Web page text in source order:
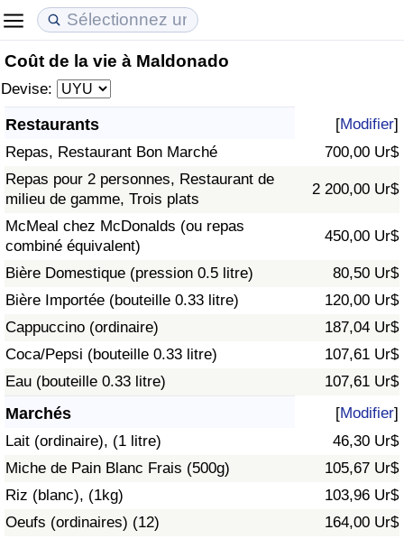
Coût de la vie à Maldonado
Devise:
Restaurants [Modifier]
Repas, Restaurant Bon Marché
700,00 Ur$
Repas pour 2 personnes, Restaurant de
milieu de gamme, Trois plats
2 200,00 Ur$
McMeal chez McDonalds (ou repas
combiné équivalent)
450,00 Ur$
Bière Domestique (pression 0.5 litre)
80,50 Ur$
Bière Importée (bouteille 0.33 litre)
120,00 Ur$
Cappuccino (ordinaire)
187,04 Ur$
Coca/Pepsi (bouteille 0.33 litre)
107,61 Ur$
Eau (bouteille 0.33 litre)
107,61 Ur$
Marchés [Modifier]
Lait (ordinaire), (1 litre)
46,30 Ur$
Miche de Pain Blanc Frais (500g)
105,67 Ur$
Riz (blanc), (1kg)
103,96 Ur$
Oeufs (ordinaires) (12)
164,00 Ur$
Coût de la vie
Indice du Coût de la Vie
Indice du coût de la vie par pays
à Akaba
Prix de l'immobilier
Indice des Prix de l'immobilier
Indice des Prix de l'immobilier par Pays
Qualité de Vie
Indice de Qualité de Vie (Actuel)
Indice de qualité de vie par pays
Criminalité
Indice de Criminalité (Actuel)
Indice de Criminalité
Indice de criminalité par pays
Soins de santé
Indice des soins de santé (Actuel)
Indice des soins de santé